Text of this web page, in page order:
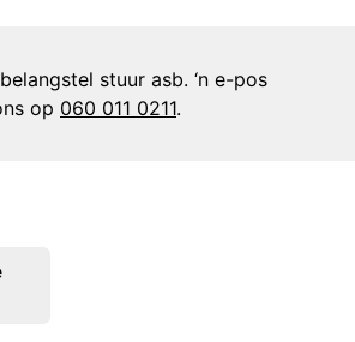
stuur asb. ‘n e-pos
op 060 011 0211.